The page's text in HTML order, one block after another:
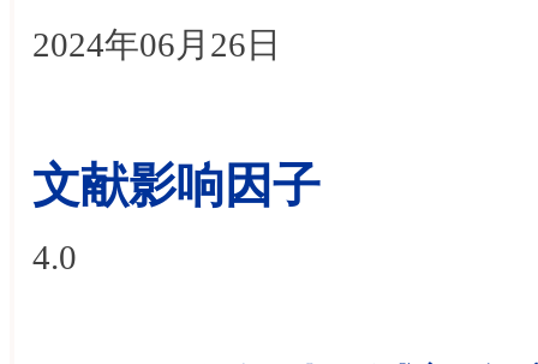
2024年06月 26日
文献影响因子
4.0